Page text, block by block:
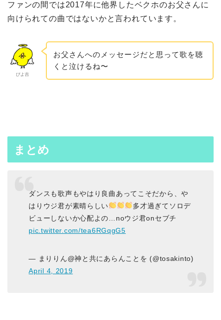
ファンの間では2017年に他界したベクホのお父さんに
向けられての曲ではないかと言われています。
ぴよ吉
お父さんへのメッセージだと思って歌を聴
くと泣けるね〜
まとめ
ダンスも歌声もやはり良曲あってこそだから、や
はりウジ君が素晴らしい
多才過ぎてソロデ
ビューしないか心配よの…noウジ君onセブチ
pic.twitter.com/tea6RGqgG5
— まりりん@神と共にあらんことを (@tosakinto)
April 4, 2019